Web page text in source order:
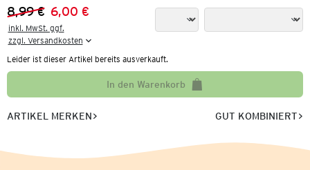
Vorheriger Preis:
8,99 €
Neuer Preis:
6,00 €
inkl. MwSt. ggf.
zzgl. Versandkosten
Leider ist dieser Artikel bereits ausverkauft.
In den Warenkorb
ARTIKEL MERKEN GUT KOMBINIERT